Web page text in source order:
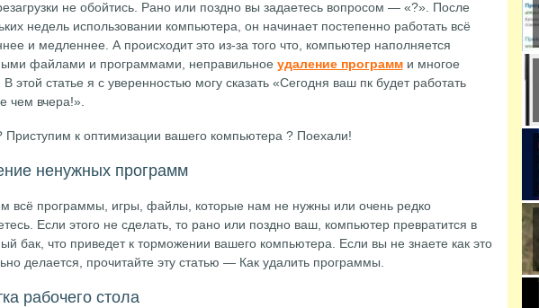
не обойтись. Рано или поздно вы задаетесь вопросом — «?». После
недель использовании компьютера, он начинает постепенно работать всё
и медленнее. А происходит это из-за того что, компьютер наполняется
файлами и программами, неправильное удаление программи многое
В этой статье я с уверенностью могу сказать «Сегодня ваш пк будет работать
чем вчера!».
Приступим к оптимизации вашего компьютера ? Поехали!
ненужных программ
всё программы, игры, файлы, которые нам не нужны или очень редко
Если этого не сделать, то рано или поздно ваш, компьютер превратится в
бак, что приведет к торможении вашего компьютера. Если вы не знаете как это
делается, прочитайте эту статью — Как удалить программы.
рабочего стола